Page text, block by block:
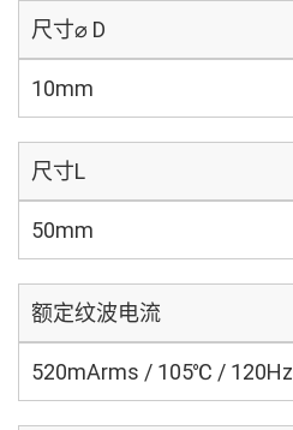
尺寸⌀ D
10mm
尺寸L
50mm
额定纹波电流
520mArms / 105℃ / 120Hz